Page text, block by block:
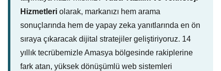
Hizmetleri olarak, markanızı hem arama
sonuçlarında hem de yapay zeka yanıtlarında en ön
sıraya çıkaracak dijital stratejiler geliştiriyoruz. 14
yıllık tecrübemizle Amasya bölgesinde rakiplerine
fark atan, yüksek dönüşümlü web sistemleri